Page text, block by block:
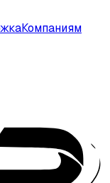
Компаниям